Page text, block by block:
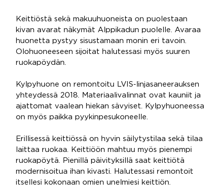
Keittiöstä sekä makuuhuoneista on puolestaan
kivan avarat näkymät Alppikadun puolelle. Avaraa
huonetta pystyy sisustamaan monin eri tavoin.
Olohuoneeseen sijoitat halutessasi myös suuren
ruokapöydän.
Kylpyhuone on remontoitu LVIS-linjasaneerauksen
yhteydessä 2018. Materiaalivalinnat ovat kauniit ja
ajattomat vaalean hiekan sävyiset. Kylpyhuoneessa
on myös paikka pyykinpesukoneelle.
Erillisessä keittiössä on hyvin säilytystilaa sekä tilaa
laittaa ruokaa. Keittiöön mahtuu myös pienempi
ruokapöytä. Pienillä päivityksillä saat keittiötä
modernisoitua ihan kivasti. Halutessasi remontoit
itsellesi kokonaan omien unelmiesi keittiön.